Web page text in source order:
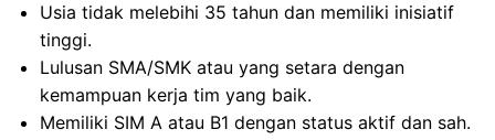
Usia tidak melebihi 35 tahun dan memiliki inisiatif
tinggi.
Lulusan SMA/SMK atau yang setara dengan
kemampuan kerja tim yang baik.
Memiliki SIM A atau B1 dengan status aktif dan sah.